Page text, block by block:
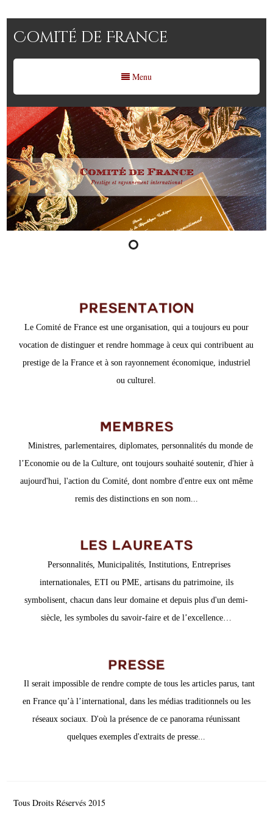
Comité de France
Menu
Le Comité de France est une organisation, qui a toujours eu pour
vocation de distinguer et rendre hommage à ceux qui contribuent au
prestige de la France et à son rayonnement économique, industriel
ou culturel.
Ministres, parlementaires, diplomates,personnalités du monde de
l’Economie ou de la Culture, ont toujours souhaité soutenir, d'hier à
aujourd'hui, l'action du Comité, dont nombre d'entre eux ont même
remis des distinctions en son nom...
Personnalités, Municipalités, Institutions, Entreprises
internationales, ETI ou PME, artisans du patrimoine, ils
symbolisent, chacun dans leur domaine et depuis plus d'un demi-
siècle, les symboles du savoir-faire et de l’excellence…
Il serait impossible de rendre compte de tous les articles parus, tant
en France qu’à l’international, dans les médias traditionnels ou les
réseaux sociaux. D'où la présence de ce panorama réunissant
quelques exemples d'extraits de presse...
Tous Droits Réservés 2015